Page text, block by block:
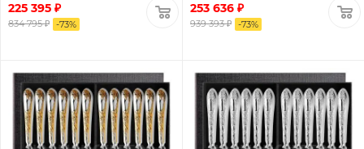
225 395 ₽
834 795 ₽ -73%
253 636 ₽
939 393 ₽ -73%